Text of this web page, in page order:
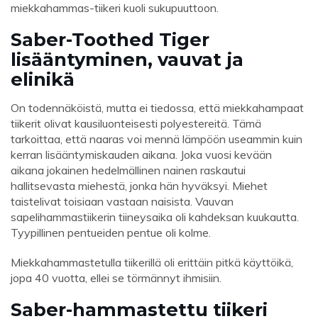
miekkahammas-tiikeri kuoli sukupuuttoon.
Saber-Toothed Tiger
lisääntyminen, vauvat ja
elinikä
On todennäköistä, mutta ei tiedossa, että miekkahampaat
tiikerit olivat kausiluonteisesti polyestereitä. Tämä
tarkoittaa, että naaras voi mennä lämpöön useammin kuin
kerran lisääntymiskauden aikana. Joka vuosi kevään
aikana jokainen hedelmällinen nainen raskautui
hallitsevasta miehestä, jonka hän hyväksyi. Miehet
taistelivat toisiaan vastaan ​​naisista. Vauvan
sapelihammastiikerin tiineysaika oli kahdeksan kuukautta.
Tyypillinen pentueiden pentue oli kolme.
Miekkahammastetulla tiikerillä oli erittäin pitkä käyttöikä,
jopa 40 vuotta, ellei se törmännyt ihmisiin.
Saber-hammastettu tiikeri